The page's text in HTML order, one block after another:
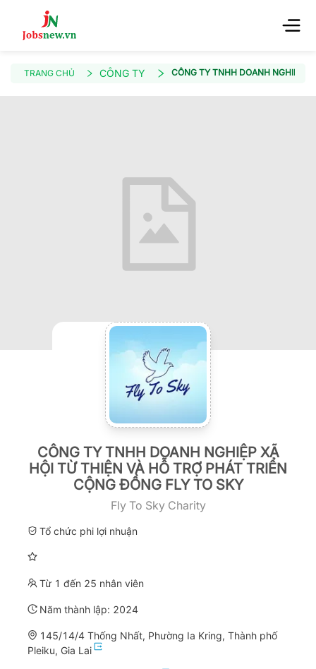
TRANG CHỦ CÔNG TY CÔNG TY TNHH DOANH NGHIỆP
CÔNG TY TNHH DOANH NGHIỆP XÃ
HỘI TỪ THIỆN VÀ HỖ TRỢ PHÁT TRIỂN
CỘNG ĐỒNG FLY TO SKY
Fly To Sky Charity
Tổ chức phi lợi nhuận
Từ 1 đến 25 nhân viên
Năm thành lập: 2024
145/14/4 Thống Nhất, Phường Ia Kring, Thành phố
Pleiku, Gia Lai